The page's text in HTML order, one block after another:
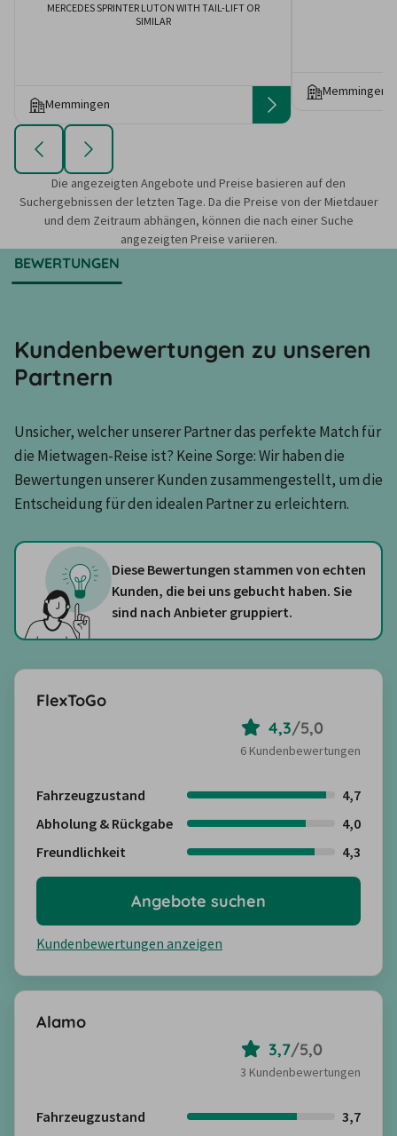
MERCEDES SPRINTER LUTON WITH TAIL-LIFT OR
SIMILAR
Memmingen
Memmingen
Die angezeigten Angebote und Preise basieren auf den
Suchergebnissen der letzten Tage. Da die Preise von der Mietdauer
und dem Zeitraum abhängen, können die nach einer Suche
angezeigten Preise variieren.
BEWERTUNGEN
Kundenbewertungen zu unseren
Partnern
Unsicher, welcher unserer Partner das perfekte Match für
die Mietwagen-Reise ist? Keine Sorge: Wir haben die
Bewertungen unserer Kunden zusammengestellt, um die
Entscheidung für den idealen Partner zu erleichtern.
Diese Bewertungen stammen von echten
Kunden, die bei uns gebucht haben. Sie
sind nach Anbieter gruppiert.
FlexToGo
4,3/5,0
6 Kundenbewertungen
Fahrzeugzustand
4,7
Abholung & Rückgabe
4,0
Freundlichkeit
4,3
Kundenbewertungen anzeigen
Angebote suchen
Alamo
3,7/5,0
3 Kundenbewertungen
Fahrzeugzustand 3,7